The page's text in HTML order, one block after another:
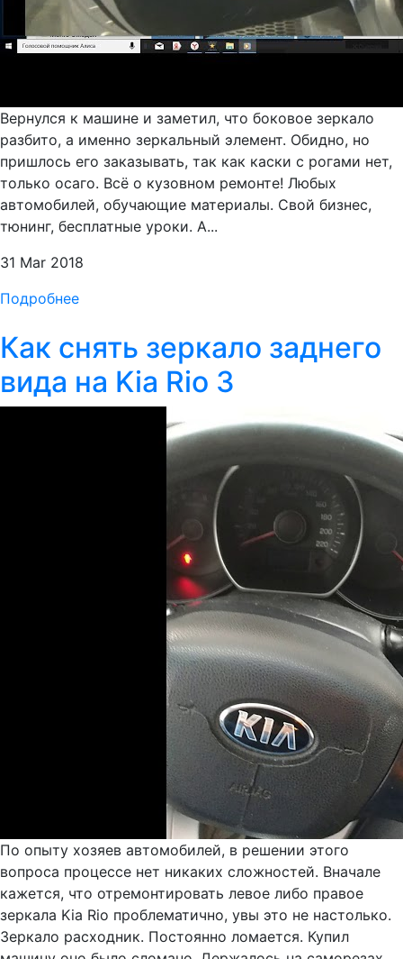
Вернулся к машине и заметил, что боковое зеркало
разбито, а именно зеркальный элемент. Обидно, но
пришлось его заказывать, так как каски с рогами нет,
только осаго. Всё о кузовном ремонте! Любых
автомобилей, обучающие материалы. Свой бизнес,
тюнинг, бесплатные уроки. А...
31 Mar 2018
Подробнее
Как снять зеркало заднего
вида на Kia Rio 3
По опыту хозяев автомобилей, в решении этого
вопроса процессе нет никаких сложностей. Вначале
кажется, что отремонтировать левое либо правое
зеркала Kia Rio проблематично, увы это не настолько.
Зеркало расходник. Постоянно ломается. Купил